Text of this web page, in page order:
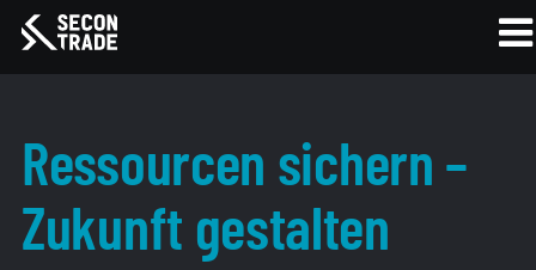
Ressourcen sichern –
Zukunft gestalten